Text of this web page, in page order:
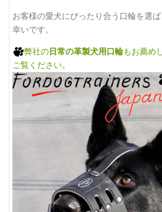
お客様の愛犬にぴったり合う口輪を選
幸いです。
弊社の日常の革製犬用口輪もお薦め
ご覧ください。